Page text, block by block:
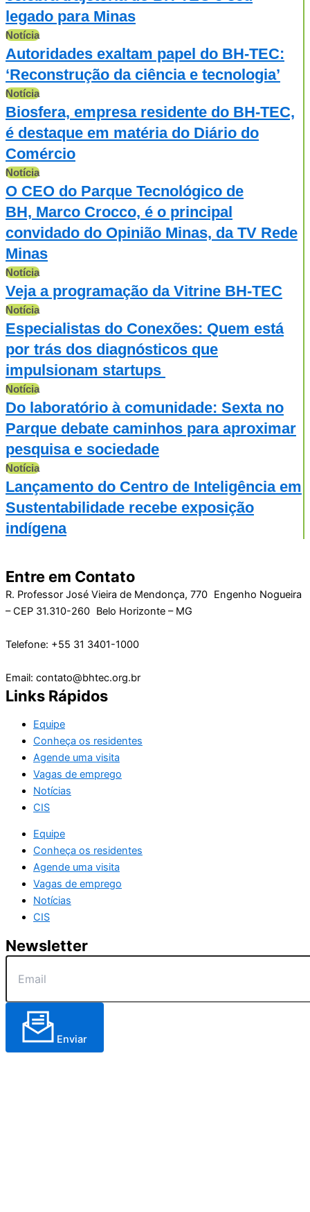
legado para Minas
Notícia
Autoridades exaltam papel do BH-TEC:
‘Reconstrução da ciência e tecnologia’
Notícia
Biosfera, empresa residente do BH-TEC,
é destaque em matéria do Diário do
Comércio
Notícia
O CEO do Parque Tecnológico de
BH, Marco Crocco, é o principal
convidado do Opinião Minas, da TV Rede
Minas
Notícia
Veja a programação da Vitrine BH-TEC
Notícia
Especialistas do Conexões: Quem está
por trás dos diagnósticos que
impulsionam startups
Notícia
Do laboratório à comunidade: Sexta no
Parque debate caminhos para aproximar
pesquisa e sociedade
Notícia
Lançamento do Centro de Inteligência em
Sustentabilidade recebe exposição
indígena
Entre em Contato
R. Professor José Vieira de Mendonça, 770 Engenho Nogueira
– CEP 31.310-260 Belo Horizonte – MG
Telefone: +55 31 3401-1000
Email: contato@bhtec.org.br
Links Rápidos
Equipe
Conheça os residentes
Agende uma visita
Vagas de emprego
Notícias
CIS
Equipe
Conheça os residentes
Agende uma visita
Vagas de emprego
Notícias
CIS
Newsletter
Enviar